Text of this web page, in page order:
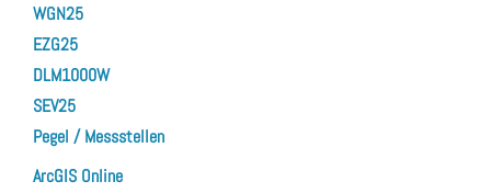
WGN25
EZG25
DLM1000W
SEV25
Pegel / Messstellen
ArcGIS Online